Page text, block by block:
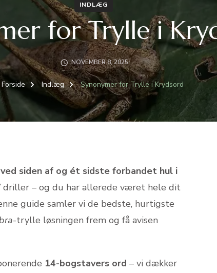
INDLÆG
for Trylle i
NOVEMBER 8, 2025
Forside Indlæg Synonymer for Trylle i Krydsord
siden af og ét sidste forbandet hul i
driller – og du har allerede været hele dit
guide samler vi de bedste, hurtigste
-trylle løsningen frem og få avisen
14-bogstavers ord – vi dækker